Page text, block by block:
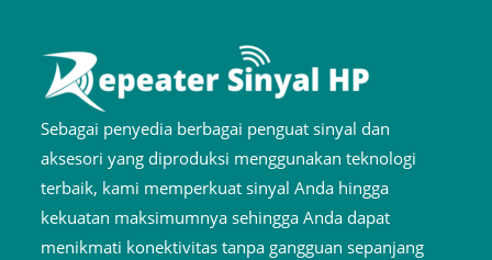
Sebagai penyedia berbagai penguat sinyal dan
aksesori yang diproduksi menggunakan teknologi
terbaik, kami memperkuat sinyal Anda hingga
kekuatan maksimumnya sehingga Anda dapat
menikmati konektivitas tanpa gangguan sepanjang